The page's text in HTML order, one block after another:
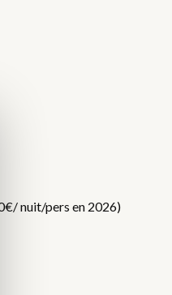
nuit/pers en 2026)